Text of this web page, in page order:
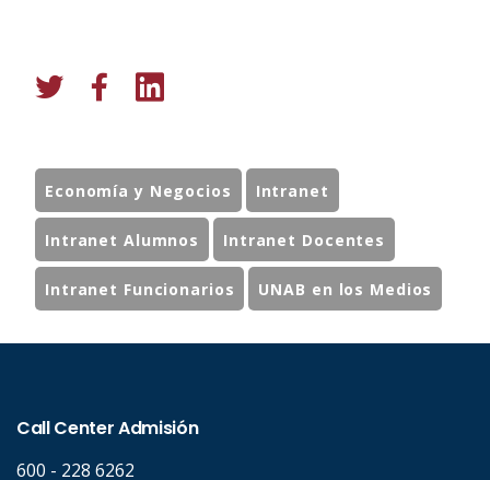
Economía y Negocios Intranet
Intranet Alumnos Intranet Docentes
Intranet Funcionarios UNAB en los Medios